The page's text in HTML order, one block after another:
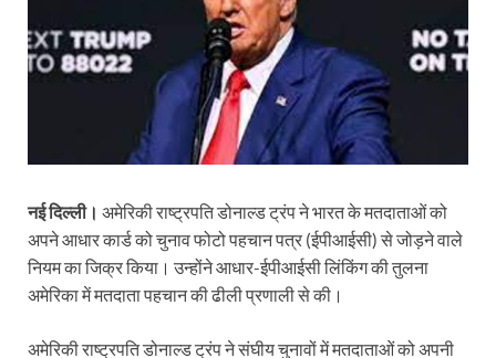
नई दिल्ली। अमेरिकी राष्ट्रपति डोनाल्ड ट्रंप ने भारत के मतदाताओं को
अपने आधार कार्ड को चुनाव फोटो पहचान पत्र (ईपीआईसी) से जोड़ने वाले
नियम का जिक्र किया। उन्होंने आधार-ईपीआईसी लिंकिंग की तुलना
अमेरिका में मतदाता पहचान की ढीली प्रणाली से की।
अमेरिकी राष्ट्रपति डोनाल्ड ट्रंप ने संघीय चुनावों में मतदाताओं को अपनी